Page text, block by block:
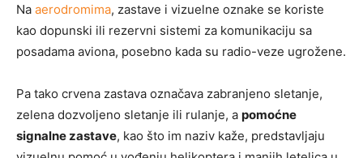
Na aerodromima, zastave i vizuelne oznake se koriste
kao dopunski ili rezervni sistemi za komunikaciju sa
posadama aviona, posebno kada su radio-veze ugrožene.
Pa tako crvena zastava označava zabranjeno sletanje,
zelena dozvoljeno sletanje ili rulanje, a pomoćne
signalne zastave, kao što im naziv kaže, predstavljaju